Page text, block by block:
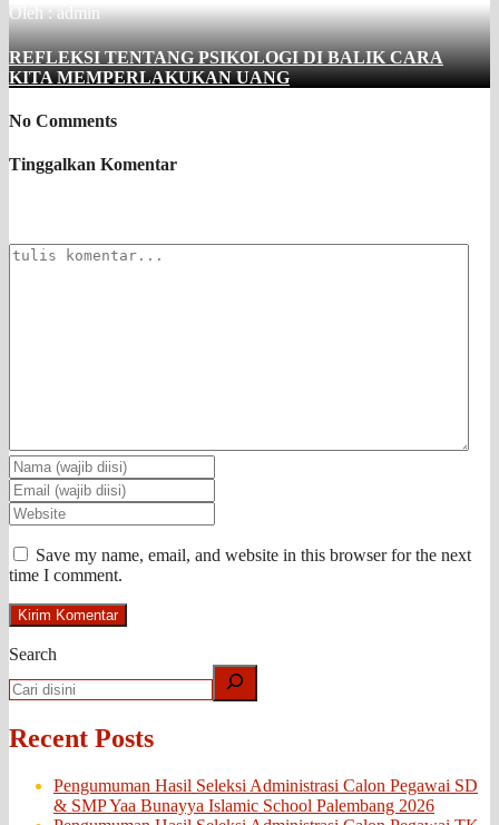
Oleh : admin
REFLEKSI TENTANG PSIKOLOGI DI BALIK CARA
KITA MEMPERLAKUKAN UANG
No Comments
Tinggalkan Komentar
Save my name, email, and website in this browser for the next
time I comment.
Search
Recent Posts
Pengumuman Hasil Seleksi Administrasi Calon Pegawai SD
& SMP Yaa Bunayya Islamic School Palembang 2026